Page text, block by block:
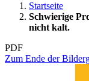
Startseite
Schwierige
nicht kalt.
PDF
Zum Ende der